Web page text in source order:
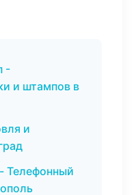
-
и штампов в
и
Телефонный